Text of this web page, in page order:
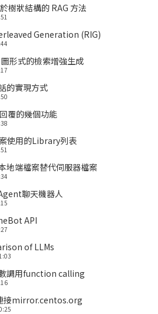
樹狀結構的 RAG 方法
Generation (RIG)
形式的檢索增強生成
的實現方式
覆的幾個功能
使用的Library列表
地端檔案替代伺服器檔案
聊天機器人
API
of LLMs
調用function calling
接mirror.centos.org